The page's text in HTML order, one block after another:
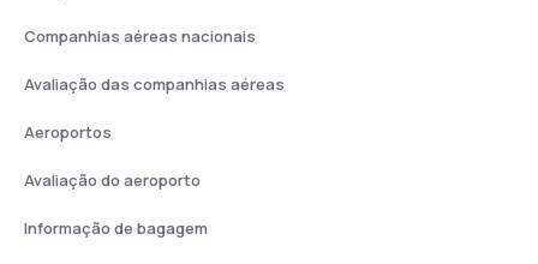
Companhias aéreas nacionais
Avaliação das companhias aéreas
Aeroportos
Avaliação do aeroporto
Informação de bagagem